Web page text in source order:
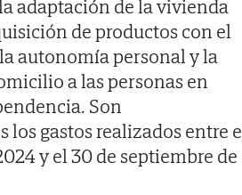
adaptación de la vivienda
de productos con el
autonomía personal y la
a las personas en
Son
los gastos realizados entre
y el 30 de septiembre de